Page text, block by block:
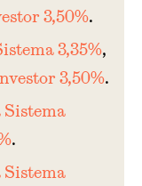
3,50%.
3,35%,
3,50%.
Sistema
.
Sistema